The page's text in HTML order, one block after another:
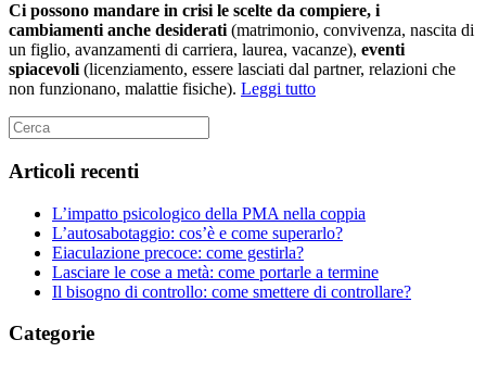
Ci possono mandare in crisi le scelte da compiere, i
cambiamenti anche desiderati (matrimonio, convivenza, nascita di
un figlio, avanzamenti di carriera, laurea, vacanze), eventi
spiacevoli (licenziamento, essere lasciati dal partner, relazioni che
non funzionano, malattie fisiche). Leggi tutto
Articoli recenti
L’impatto psicologico della PMA nella coppia
L’autosabotaggio: cos’è e come superarlo?
Eiaculazione precoce: come gestirla?
Lasciare le cose a metà: come portarle a termine
Il bisogno di controllo: come smettere di controllare?
Categorie